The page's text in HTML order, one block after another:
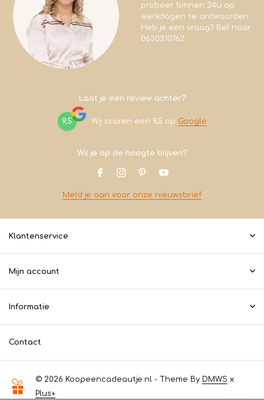
probeer binnen 24u op
werkdagen te antwoorden.
Heb je een vraag? Bel naar
0630210762
Laat je een review achter?
9,5 Wij scoren een 9,5 op Google
Wil je op de hoogte blijven?
Meld je aan voor onze nieuwsbrief
Klantenservice
Mijn account
Informatie
Contact
© 2026 Koopeencadeautje.nl - Theme By DMWS x
Plus+